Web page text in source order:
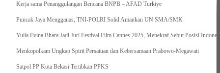
Kerja sama Penanggulangan Bencana BNPB – AFAD Turkiye
Puncak Jaya Mengganas, TNI-POLRI Solid Amankan UN SMA/SMK
Yulia Evina Bhara Jadi Juri Festival Film Cannes 2025, Menekraf Sebut Posisi
Menkopolkam Ungkap Spirit Persatuan dan Kebersamaan Prabowo-Megawati
Satpol PP Kota Bekasi Tertibkan PPKS